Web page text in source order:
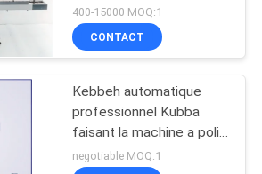
400-15000 MOQ:1
CONTACT
Kebbeh automatique
professionnel Kubba
faisant la machine a poli
304 solides solubles
negotiable MOQ:1